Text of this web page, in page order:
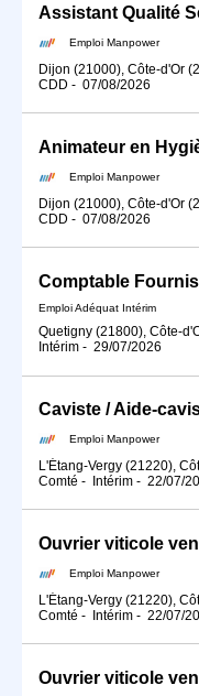
Emploi Manpower
Dijon (21000), Côte-d'Or
CDD - 07/08/2026
Emploi Manpower
Dijon (21000), Côte-d'Or
CDD - 07/08/2026
Comptable
Emploi Adéquat Intérim
Quetigny (21800), Côte-
Intérim - 29/07/2026
Caviste / Aide-
Emploi Manpower
L'Étang-Vergy (21220),
Comté - Intérim - 22/07/
Ouvrier viticole
Emploi Manpower
L'Étang-Vergy (21220),
Comté - Intérim - 22/07/
Ouvrier viticole